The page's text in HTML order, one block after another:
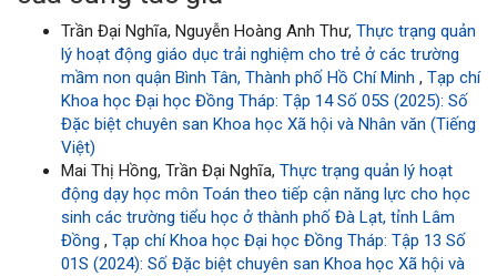
Trần Đại Nghĩa, Nguyễn Hoàng Anh Thư, Thực trạng quản
lý hoạt động giáo dục trải nghiệm cho trẻ ở các trường
mầm non quận Bình Tân, Thành phố Hồ Chí Minh , Tạp chí
Khoa học Đại học Đồng Tháp: Tập 14 Số 05S (2025): Số
Đặc biệt chuyên san Khoa học Xã hội và Nhân văn (Tiếng
Việt)
Mai Thị Hồng, Trần Đại Nghĩa, Thực trạng quản lý hoạt
động dạy học môn Toán theo tiếp cận năng lực cho học
sinh các trường tiểu học ở thành phố Đà Lạt, tỉnh Lâm
Đồng , Tạp chí Khoa học Đại học Đồng Tháp: Tập 13 Số
01S (2024): Số Đặc biệt chuyên san Khoa học Xã hội và